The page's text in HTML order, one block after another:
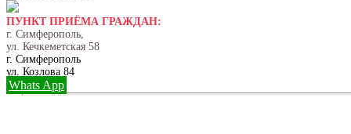
ПУНКТ ПРИЁМА ГРАЖДАН:
г. Симферополь,
ул. Кечкеметская 58
г. Симферополь
ул. Козлова 84
Whats App